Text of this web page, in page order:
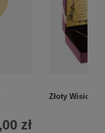
zł
Złoty Wisiorek